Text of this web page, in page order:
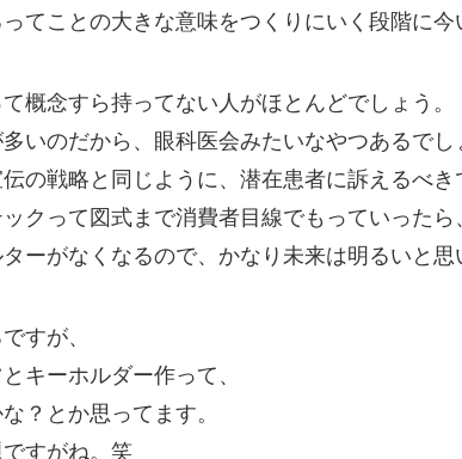
てことの大きな意味をつくりにいく段階に今
概念すら持ってない人がほとんどでしょう。
いのだから、眼科医会みたいなやつあるでし
の戦略と同じように、潜在患者に訴えるべき
クって図式まで消費者目線でもっていったら
ーがなくなるので、かなり未来は明るいと思
すが、
キーホルダー作って、
？とか思ってます。
すがね。笑